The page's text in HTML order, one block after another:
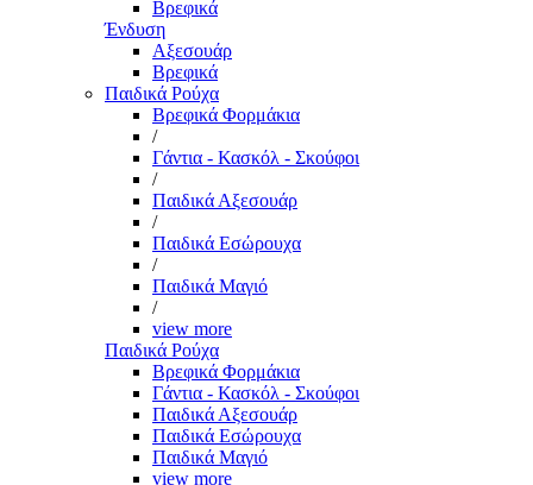
Βρεφικά
Ένδυση
Αξεσουάρ
Βρεφικά
Παιδικά Ρούχα
Βρεφικά Φορμάκια
/
Γάντια - Κασκόλ - Σκούφοι
/
Παιδικά Αξεσουάρ
/
Παιδικά Εσώρουχα
/
Παιδικά Μαγιό
/
view more
Παιδικά Ρούχα
Βρεφικά Φορμάκια
Γάντια - Κασκόλ - Σκούφοι
Παιδικά Αξεσουάρ
Παιδικά Εσώρουχα
Παιδικά Μαγιό
view more